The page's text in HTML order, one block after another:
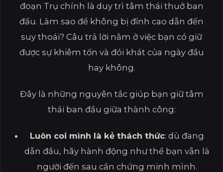
đoạn Trụ chính là duy trì tâm thái thuở ban
đầu. Làm sao để không bị đỉnh cao dẫn đến
suy thoái? Câu trả lời nằm ở việc bạn có giữ
được sự khiêm tốn và đói khát của ngày đầu
hay không.
Đây là những nguyên tắc giúp bạn giữ tâm
thái ban đầu giữa thành công:
Luôn coi mình là kẻ thách thức: dù đang
dẫn đầu, hãy hành động như thể bạn vẫn là
người đến sau cần chứng minh mình.